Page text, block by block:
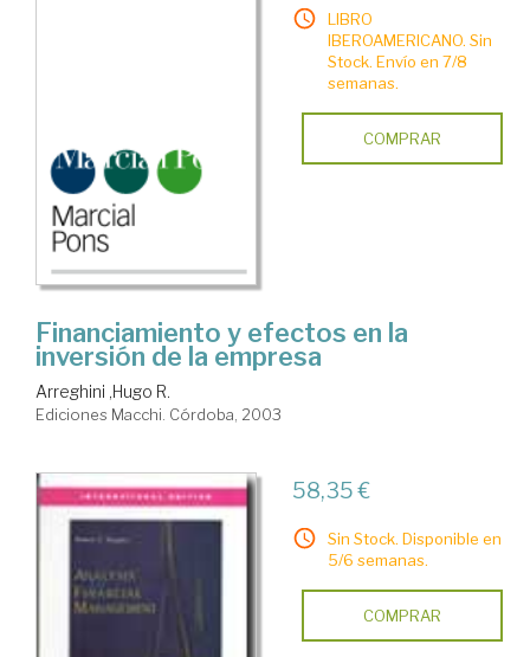
LIBRO
IBEROAMERICANO. Sin
Stock. Envío en 7/8
semanas.
COMPRAR
Financiamiento y efectos en la
inversión de la empresa
Arreghini ,Hugo R.
Ediciones Macchi. Córdoba, 2003
58,35 €
Sin Stock. Disponible en
5/6 semanas.
COMPRAR